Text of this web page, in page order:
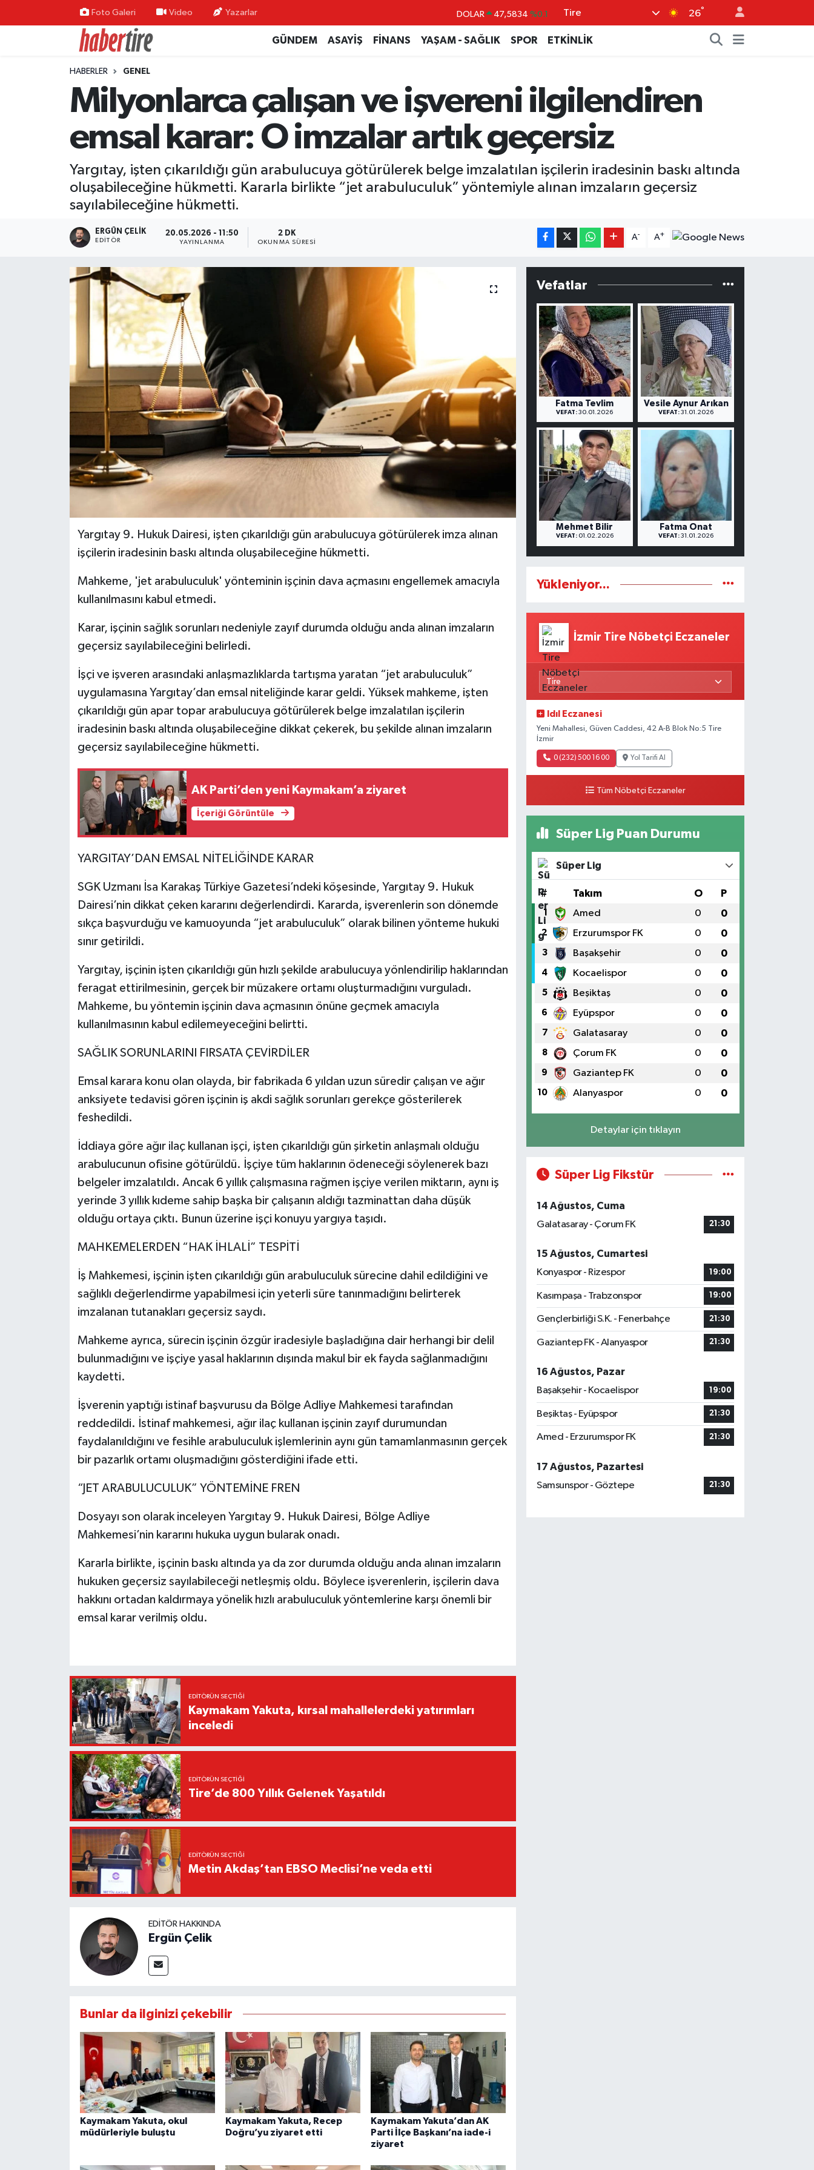
Foto Galeri Video Yazarlar DOLAR 47,5834 %0.1
EURO 54,9368 %0.14
BİST100 13.688 %0
BITCOIN
Tire 26°
GÜNDEM ASAYİŞ FİNANS YAŞAM - SAĞLIK SPOR ETKİNLİK
HABERLER GENEL
Milyonlarca çalışan ve işvereni ilgilendiren
emsal karar: O imzalar artık geçersiz
Yargıtay, işten çıkarıldığı gün arabulucuya götürülerek belge imzalatılan işçilerin iradesinin baskı altında
oluşabileceğine hükmetti. Kararla birlikte “jet arabuluculuk” yöntemiyle alınan imzaların geçersiz
sayılabileceğine hükmetti.
ERGÜN ÇELIK
EDITÖR
20.05.2026 - 11:50
YAYINLANMA
2 DK
OKUNMA SÜRESI
A- A+
Yargıtay 9. Hukuk Dairesi, işten çıkarıldığı gün arabulucuya götürülerek imza alınan
işçilerin iradesinin baskı altında oluşabileceğine hükmetti.
Mahkeme, 'jet arabuluculuk' yönteminin işçinin dava açmasını engellemek amacıyla
kullanılmasını kabul etmedi.
Karar, işçinin sağlık sorunları nedeniyle zayıf durumda olduğu anda alınan imzaların
geçersiz sayılabileceğini belirledi.
İşçi ve işveren arasındaki anlaşmazlıklarda tartışma yaratan “jet arabuluculuk”
uygulamasına Yargıtay’dan emsal niteliğinde karar geldi. Yüksek mahkeme, işten
çıkarıldığı gün apar topar arabulucuya götürülerek belge imzalatılan işçilerin
iradesinin baskı altında oluşabileceğine dikkat çekerek, bu şekilde alınan imzaların
geçersiz sayılabileceğine hükmetti.
AK Parti’den yeni Kaymakam’a ziyaret
İçeriği Görüntüle
YARGITAY’DAN EMSAL NİTELİĞİNDE KARAR
SGK Uzmanı İsa Karakaş Türkiye Gazetesi’ndeki köşesinde, Yargıtay 9. Hukuk
Dairesi’nin dikkat çeken kararını değerlendirdi. Kararda, işverenlerin son dönemde
sıkça başvurduğu ve kamuoyunda “jet arabuluculuk” olarak bilinen yönteme hukuki
sınır getirildi.
Yargıtay, işçinin işten çıkarıldığı gün hızlı şekilde arabulucuya yönlendirilip haklarından
feragat ettirilmesinin, gerçek bir müzakere ortamı oluşturmadığını vurguladı.
Mahkeme, bu yöntemin işçinin dava açmasının önüne geçmek amacıyla
kullanılmasının kabul edilemeyeceğini belirtti.
SAĞLIK SORUNLARINI FIRSATA ÇEVİRDİLER
Emsal karara konu olan olayda, bir fabrikada 6 yıldan uzun süredir çalışan ve ağır
anksiyete tedavisi gören işçinin iş akdi sağlık sorunları gerekçe gösterilerek
feshedildi.
İddiaya göre ağır ilaç kullanan işçi, işten çıkarıldığı gün şirketin anlaşmalı olduğu
arabulucunun ofisine götürüldü. İşçiye tüm haklarının ödeneceği söylenerek bazı
belgeler imzalatıldı. Ancak 6 yıllık çalışmasına rağmen işçiye verilen miktarın, aynı iş
yerinde 3 yıllık kıdeme sahip başka bir çalışanın aldığı tazminattan daha düşük
olduğu ortaya çıktı. Bunun üzerine işçi konuyu yargıya taşıdı.
MAHKEMELERDEN “HAK İHLALİ” TESPİTİ
İş Mahkemesi, işçinin işten çıkarıldığı gün arabuluculuk sürecine dahil edildiğini ve
sağlıklı değerlendirme yapabilmesi için yeterli süre tanınmadığını belirterek
imzalanan tutanakları geçersiz saydı.
Mahkeme ayrıca, sürecin işçinin özgür iradesiyle başladığına dair herhangi bir delil
bulunmadığını ve işçiye yasal haklarının dışında makul bir ek fayda sağlanmadığını
kaydetti.
İşverenin yaptığı istinaf başvurusu da Bölge Adliye Mahkemesi tarafından
reddedildi. İstinaf mahkemesi, ağır ilaç kullanan işçinin zayıf durumundan
faydalanıldığını ve fesihle arabuluculuk işlemlerinin aynı gün tamamlanmasının gerçek
bir pazarlık ortamı oluşmadığını gösterdiğini ifade etti.
“JET ARABULUCULUK” YÖNTEMİNE FREN
Dosyayı son olarak inceleyen Yargıtay 9. Hukuk Dairesi, Bölge Adliye
Mahkemesi’nin kararını hukuka uygun bularak onadı.
Kararla birlikte, işçinin baskı altında ya da zor durumda olduğu anda alınan imzaların
hukuken geçersiz sayılabileceği netleşmiş oldu. Böylece işverenlerin, işçilerin dava
hakkını ortadan kaldırmaya yönelik hızlı arabuluculuk yöntemlerine karşı önemli bir
emsal karar verilmiş oldu.
EDITÖRÜN SEÇTIĞI
Kaymakam Yakuta, kırsal mahallelerdeki yatırımları
inceledi
EDITÖRÜN SEÇTIĞI
Tire’de 800 Yıllık Gelenek Yaşatıldı
EDITÖRÜN SEÇTIĞI
Metin Akdaş’tan EBSO Meclisi’ne veda etti
EDITÖR HAKKINDA
Ergün Çelik
Bunlar da ilginizi çekebilir
Kaymakam Yakuta, okul
müdürleriyle buluştu
Kaymakam Yakuta, Recep
Doğru’yu ziyaret etti
Kaymakam Yakuta’dan AK
Parti İlçe Başkanı’na iade-i
ziyaret
Vefatlar
Fatma Tevlim
VEFAT: 30.01.2026
Vesile Aynur Arıkan
VEFAT: 31.01.2026
Mehmet Bilir
VEFAT:01.02.2026
Fatma Onat
VEFAT: 31.01.2026
Yükleniyor...
İzmir Tire Nöbetçi Eczaneler
Idıl Eczanesi
Yeni Mahallesi, Güven Caddesi, 42 A-B Blok No:5 Tire
İzmir
0 (232) 500 16 00 Yol Tarifi Al
Tüm Nöbetçi Eczaneler
Süper Lig Puan Durumu
Süper Lig
# Takım O P
1 Amed 0 0
2 Erzurumspor FK 0 0
3 Başakşehir 0 0
4 Kocaelispor 0 0
5 Beşiktaş 0 0
6 Eyüpspor 0 0
7 Galatasaray 0 0
8 Çorum FK 0 0
9 Gaziantep FK 0 0
10 Alanyaspor 0 0
Detaylar için tıklayın
Süper Lig Fikstür
14 Ağustos, Cuma
Galatasaray - Çorum FK
21:30
15 Ağustos, Cumartesi
Konyaspor - Rizespor
19:00
Kasımpaşa - Trabzonspor 19:00
Gençlerbirliği S.K. - Fenerbahçe 21:30
Gaziantep FK - Alanyaspor 21:30
16 Ağustos, Pazar
Başakşehir - Kocaelispor
19:00
Beşiktaş - Eyüpspor 21:30
Amed - Erzurumspor FK 21:30
17 Ağustos, Pazartesi
Samsunspor - Göztepe
21:30
Tire Nöbetçi Eczaneler
Tire Hava Durumu
Tire Trafik Yoğunluk Haritası
Süper Lig Puan Durumu ve Fikstür
Tüm Manşetler
Son Dakika Haberleri
Haber Arşivi